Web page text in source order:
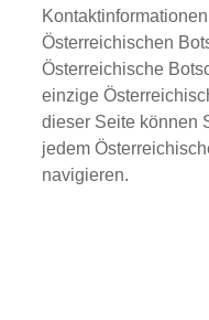
Österreichischen
Österreichische
einzige
dieser Seite können
jedem
navigieren.